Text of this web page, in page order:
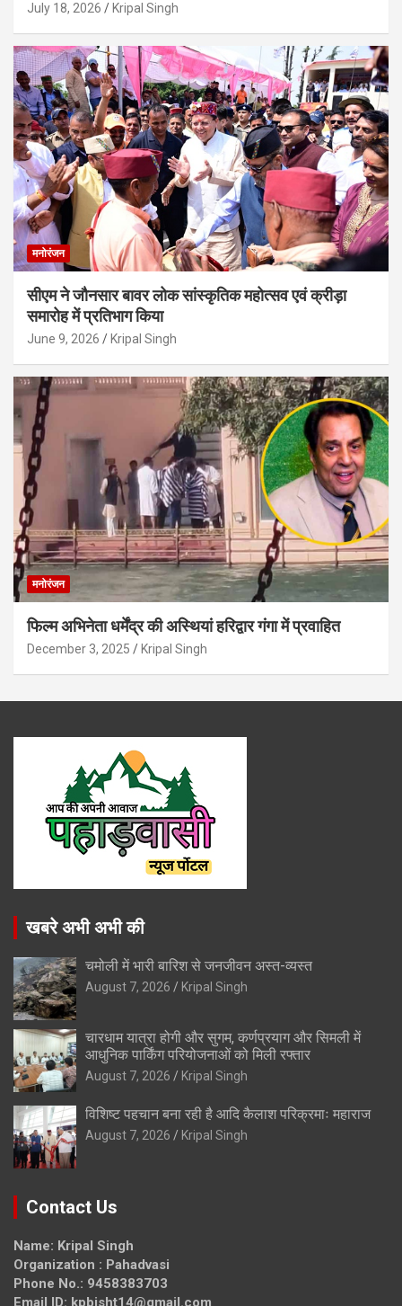
July 18, 2026 Kripal Singh
मनोरंजन
सीएम ने जौनसार बावर लोक सांस्कृतिक महोत्सव एवं क्रीड़ा
समारोह में प्रतिभाग किया
June 9, 2026 Kripal Singh
मनोरंजन
फिल्म अभिनेता धर्मेंद्र की अस्थियां हरिद्वार गंगा में प्रवाहित
December 3, 2025 Kripal Singh
खबरे अभी अभी की
चमोली में भारी बारिश से जनजीवन अस्त-व्यस्त
August 7, 2026 Kripal Singh
चारधाम यात्रा होगी और सुगम, कर्णप्रयाग और सिमली में
आधुनिक पार्किंग परियोजनाओं को मिली रफ्तार
August 7, 2026 Kripal Singh
विशिष्ट पहचान बना रही है आदि कैलाश परिक्रमाः महाराज
August 7, 2026 Kripal Singh
Contact Us
Name: Kripal Singh
Organization : Pahadvasi
Phone No.: 9458383703
Email ID: kpbisht14@gmail.com